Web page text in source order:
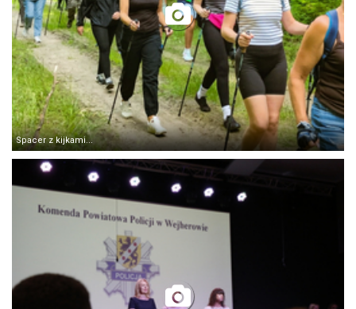
Spacer z kijkami...